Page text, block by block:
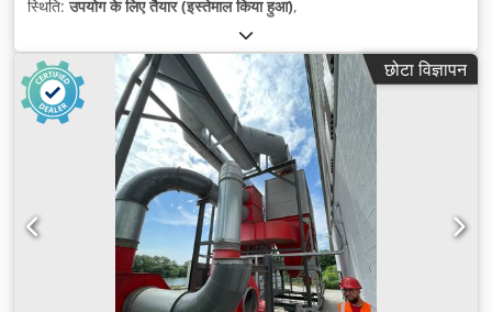
स्थिति:उपयोग के लिए तैयार (इस्तेमाल किया हुआ),
छोटा विज्ञापन